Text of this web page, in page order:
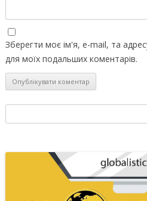
Зберегти моє ім'я, e-mail, та
для моїх подальших коментарів.